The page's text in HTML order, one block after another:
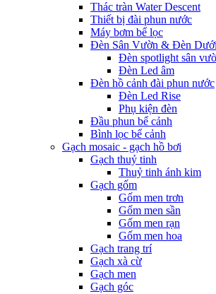
Thác tràn Water Descent
Thiết bị đài phun nước
Máy bơm bể lọc
Đèn Sân Vườn & Đèn
Đèn spotlight sân
Đèn Led âm
Đèn hồ cảnh đài phun nước
Đèn Led Rise
Phụ kiện đèn
Đầu phun bể cảnh
Bình lọc bể cảnh
Gạch mosaic - gạch hồ bơi
Gạch thuỷ tinh
Thuỷ tinh ánh kim
Gạch gốm
Gốm men trơn
Gốm men sần
Gốm men rạn
Gốm men hoa
Gạch trang trí
Gạch xà cừ
Gạch men
Gạch góc